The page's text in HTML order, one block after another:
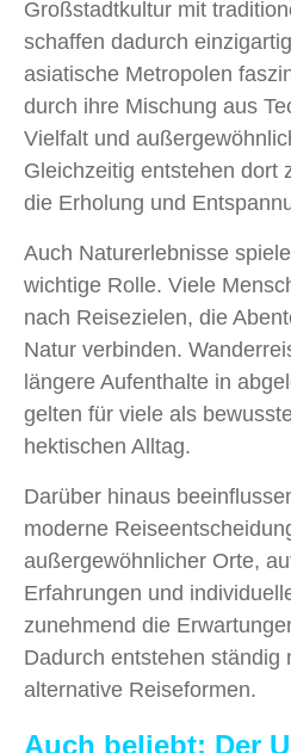
Großstadtkultur mit
schaffen dadurch
asiatische Metropolen
durch ihre Mischung aus
Vielfalt und
Gleichzeitig entstehen dort
die Erholung und
Auch Naturerlebnisse
wichtige Rolle. Viele
nach Reisezielen, die
Natur verbinden.
längere Aufenthalte in
gelten für viele als
hektischen Alltag.
Darüber hinaus
moderne
außergewöhnlicher Orte,
Erfahrungen und
zunehmend die
Dadurch entstehen ständig
alternative Reiseformen.
Auch beliebt: Der